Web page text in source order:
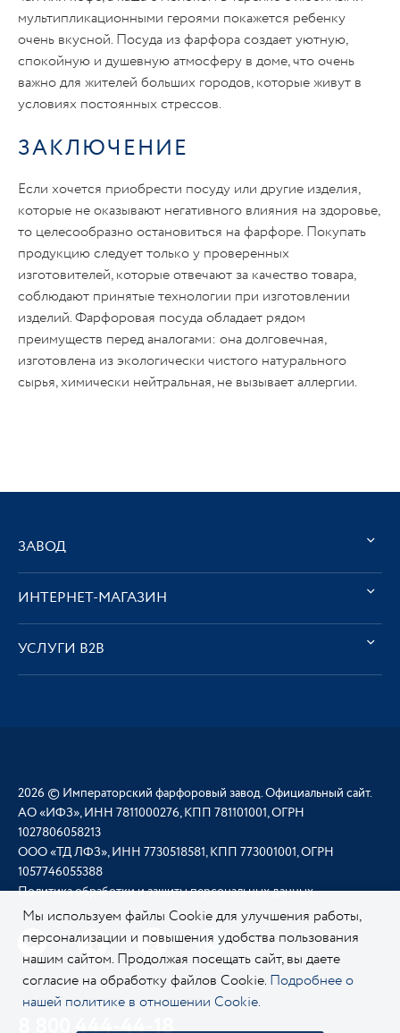
мультипликационными героями покажется ребенку
очень вкусной. Посуда из фарфора создает уютную,
спокойную и душевную атмосферу в доме, что очень
важно для жителей больших городов, которые живут в
условиях постоянных стрессов.
ЗАКЛЮЧЕНИЕ
Если хочется приобрести посуду или другие изделия,
которые не оказывают негативного влияния на здоровье,
то целесообразно остановиться на фарфоре. Покупать
продукцию следует только у проверенных
изготовителей, которые отвечают за качество товара,
соблюдают принятые технологии при изготовлении
изделий. Фарфоровая посуда обладает рядом
преимуществ перед аналогами: она долговечная,
изготовлена из экологически чистого натурального
сырья, химически нейтральная, не вызывает аллергии.
ЗАВОД
ИНТЕРНЕТ-МАГАЗИН
УСЛУГИ В2В
2026 © Императорский фарфоровый завод. Официальный сайт.
АО «ИФЗ», ИНН 7811000276, КПП 781101001, ОГРН
1027806058213
ООО «ТД ЛФЗ», ИНН 7730518581, КПП 773001001, ОГРН
1057746055388
Политика обработки и защиты персональных данных
Мы используем файлы Cookie для улучшения работы,
персонализации и повышения удобства пользования
нашим сайтом. Продолжая посещать сайт, вы даете
согласие на обработку файлов Cookie. Подробнее о
нашей политике в отношении Cookie.